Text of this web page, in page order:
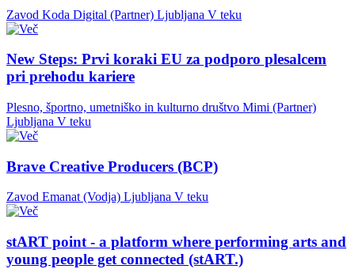
Zavod Koda Digital (Partner) Ljubljana V teku
New Steps: Prvi koraki EU za podporo plesalcem
pri prehodu kariere
Plesno, športno, umetniško in kulturno društvo Mimi (Partner)
Ljubljana V teku
Brave Creative Producers (BCP)
Zavod Emanat (Vodja) Ljubljana V teku
stART point - a platform where performing arts and
young people get connected (stART.)